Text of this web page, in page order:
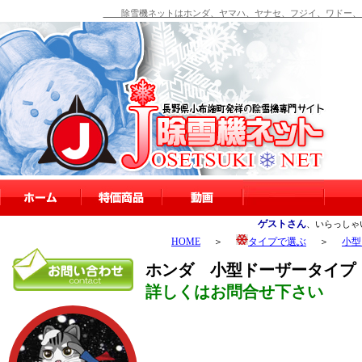
除雪機ネットはホンダ、ヤマハ、ヤナセ、フジイ、ワドー、
ゲストさん 、いらっし
HOME ＞ タイプで選ぶ ＞ 小
ホンダ 小型ドーザータイプ
詳しくはお問合せ下さい